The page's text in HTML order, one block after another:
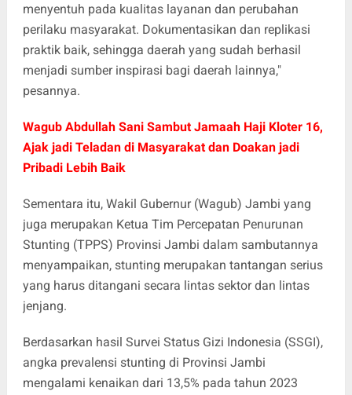
menyentuh pada kualitas layanan dan perubahan
perilaku masyarakat. Dokumentasikan dan replikasi
praktik baik, sehingga daerah yang sudah berhasil
menjadi sumber inspirasi bagi daerah lainnya,"
pesannya.
Wagub Abdullah Sani Sambut Jamaah Haji Kloter 16,
Ajak jadi Teladan di Masyarakat dan Doakan jadi
Pribadi Lebih Baik
Sementara itu, Wakil Gubernur (Wagub) Jambi yang
juga merupakan Ketua Tim Percepatan Penurunan
Stunting (TPPS) Provinsi Jambi dalam sambutannya
menyampaikan, stunting merupakan tantangan serius
yang harus ditangani secara lintas sektor dan lintas
jenjang.
Berdasarkan hasil Survei Status Gizi Indonesia (SSGI),
angka prevalensi stunting di Provinsi Jambi
mengalami kenaikan dari 13,5% pada tahun 2023